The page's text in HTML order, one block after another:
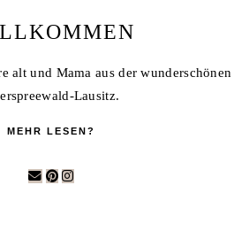
alt und Mama aus der wunderschönen
Lausitz.
MEHR LESEN?